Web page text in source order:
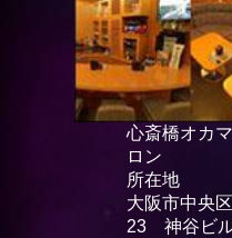
心斎橋オカ
ロン
所在地
大阪市中央
23 神谷ビ